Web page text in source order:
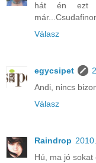
hát én ezt
Válasz
egycsipet
Andi, nincs
Válasz
Raindrop
Hú, ma jó